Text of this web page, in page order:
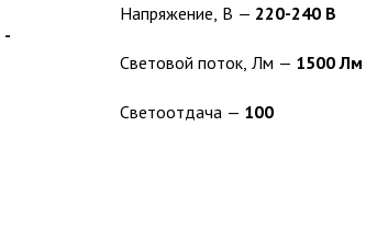
-
Напряжение, В — 220-240 В
Световой поток, Лм — 1500 Лм
Светоотдача — 100